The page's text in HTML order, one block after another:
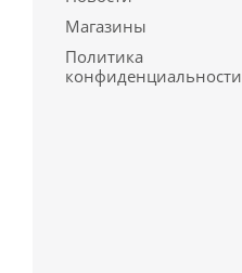
Магазины
Политика
конфиденциальности